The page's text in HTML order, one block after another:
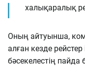
халықаралық
Оның айтуынша,
алған кезде
бәсекелестің